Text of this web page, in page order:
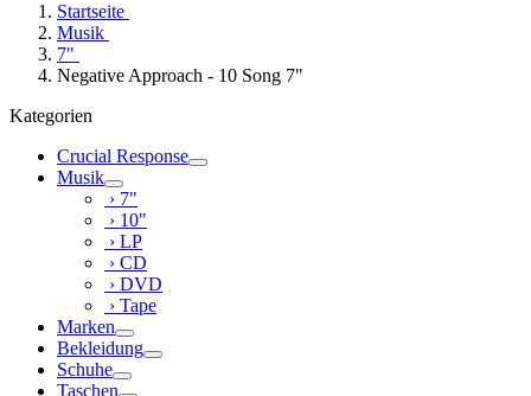
Startseite
Musik
7"
Negative Approach - 10 Song 7"
Kategorien
Crucial Response
Musik
› 7"
› 10"
› LP
› CD
› DVD
› Tape
Marken
Bekleidung
Schuhe
Taschen